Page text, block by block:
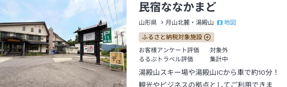
民宿ななかまど
山形県 月山北麓・湯殿山 地図
ふるさと納税対象施設
お客様アンケート評価
対象外
るるぶトラベル評価
集計中
湯殿山スキー場や湯殿山ICから車で約10分！
観光やビジネスの拠点としてご利用できま